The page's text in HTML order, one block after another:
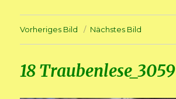
Vorheriges Bild Nächstes Bild
18 Traubenlese_3059